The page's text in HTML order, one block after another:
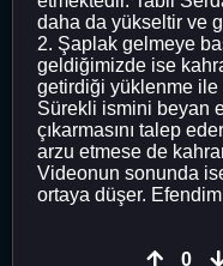
daha da yükseltir ve
2. Şaplak gelmeye
geldiğimizde ise
getirdiği yüklenme ile
Sürekli ismini beyan
çıkarmasını talep
arzu etmese de
Videonun sonunda
ortaya düşer.
0